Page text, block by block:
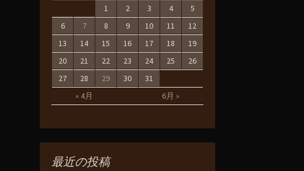
« 4月 6月 »
1 2 3 4
5
6
7 8 9 10 11
12
13
14 15 16 17 18
19
20
21 22 23 24 25
26
27
28 29 30 31
最近の投稿